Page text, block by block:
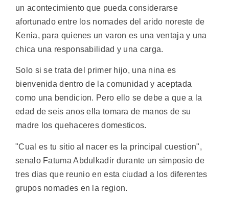
un acontecimiento que pueda considerarse
afortunado entre los nomades del arido noreste de
Kenia, para quienes un varon es una ventaja y una
chica una responsabilidad y una carga.
Solo si se trata del primer hijo, una nina es
bienvenida dentro de la comunidad y aceptada
como una bendicion. Pero ello se debe a que a la
edad de seis anos ella tomara de manos de su
madre los quehaceres domesticos.
"Cual es tu sitio al nacer es la principal cuestion",
senalo Fatuma Abdulkadir durante un simposio de
tres dias que reunio en esta ciudad a los diferentes
grupos nomades en la region.